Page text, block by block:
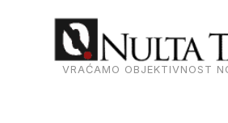
VRAĆAMO OBJEKTIVNOST